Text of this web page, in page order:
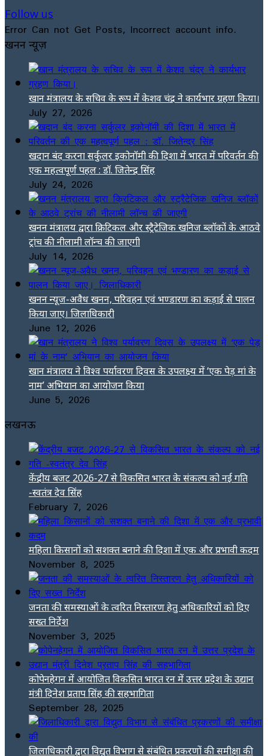
Follow us
Error Can not Get Posts, Incorrect account info.
खनन न्यूज़
खान मंत्रालय के सचिव के रूप में केशव चंद्र ने कार्यभार ग्रहण किया।
July 27, 2026
खदान बंद करना सर्कुलर इकोनॉमी की दिशा में भारत में परिवर्तन की
एक महत्वपूर्ण पहल : डॉ. जितेन्द्र सिंह
July 24, 2026
खनन मंत्रालय द्वारा क्रिटिकल और स्ट्रैटेजिक खनिज ब्लॉकों के आठवे
ट्रांच की नीलामी लॉन्च की जाएगी
July 14, 2026
खनन न्यूज-अवैध खनन, परिवहन एवं भण्डारण का कड़ाई से पालन
किया जाए। जिलाधिकारी
June 12, 2026
खान मंत्रालय ने विश्व पर्यावरण दिवस के उपलक्ष्य में ‘एक पेड़ मां के
नाम’ अभियान का आयोजन किया
June 5, 2026
लखनऊ
केंद्रीय बजट 2026-27 से विकसित भारत के संकल्प को नई गति
-स्वतंत्र देव सिंह
February 7, 2026
महिला किसानों को सशक्त बनाने की दिशा में एक और प्रभावी कदम
November 8, 2025
जनता की समस्याओं के त्वरित निस्तारण हेतु अधिकारियों को दिए
सख्त निर्देश
November 3, 2025
कोपेनहेगन में आयोजित विकसित भारत रन में उत्तर प्रदेश के उद्यान
मंत्री दिनेश प्रताप सिंह की सहभागिता
September 28, 2025
जिलाधिकारी द्वारा विद्युत विभाग से संबंधित प्रकरणों की समीक्षा की